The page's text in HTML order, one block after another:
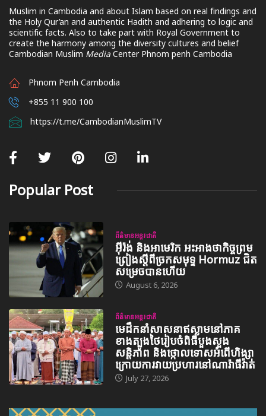
Muslim in Cambodia and about Islam based on real findings and
the Holy Qur’an and authentic Hadith and adhering to logic and
scientific facts. Also to take part with Royal Government to
create the harmony among the diversity cultures and belief
Cambodian Muslim Media Center Phnom penh Cambodia
Phnom Penh Cambodia
+855 11 900 100
https://t.me/CambodianMuslimTV
Popular Post
ព័ត៌មានអន្តរជាតិ
អ៊ីរ៉ង់ និងអាមេរិក អះអាងថាកិច្ចព្រម
ព្រៀងស្តីពីច្រកសមុទ្ទ Hormuz ជិត
សម្រេចបានហើយ
August 6, 2026
ព័ត៌មានអន្តរជាតិ
មេដឹកនាំសាសនាឥស្លាមនៅភាគ
ខាងត្បូងថៃរៀបចំពិធីបួងសួង
សន្តិភាព និងថ្កោលទោសអំពើហិង្សា
ក្រោយការវាយប្រហារនៅណារ៉ាធីវ៉ាត់
July 27, 2026